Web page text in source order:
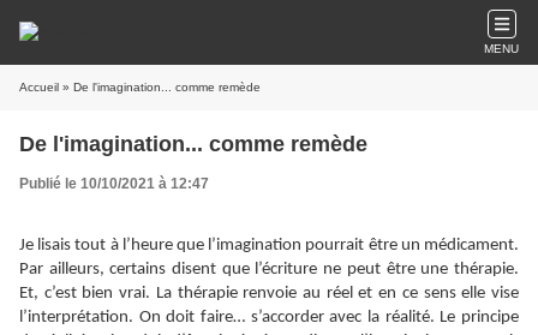
MENU
Accueil » De l'imagination... comme remède
De l'imagination... comme remède
Publié le 10/10/2021 à 12:47
Je lisais tout à l’heure que l’imagination pourrait être un médicament.
Par ailleurs, certains disent que l’écriture ne peut être une thérapie.
Et, c’est bien vrai. La thérapie renvoie au réel et en ce sens elle vise
l’interprétation. On doit faire… s’accorder avec la réalité. Le principe